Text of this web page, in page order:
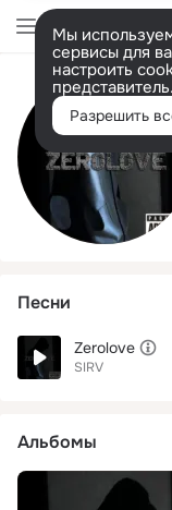
Мы
сервисы для
настроить
представитель.
Разрешить
Песни
Zerolove
SIRV
Альбомы